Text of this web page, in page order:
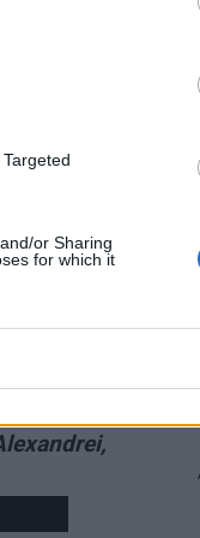
or Sharing
for which it
profite
de la
noi pentru
momentul,
nu a avut